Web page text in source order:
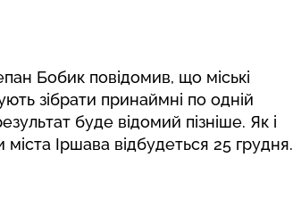
Бобик повідомив, що міські
зібрати принаймні по одній
буде відомий пізніше. Як і
Іршава відбудеться 25 грудня.